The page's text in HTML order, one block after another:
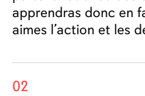
apprendras donc en
aimes l’action et les
02